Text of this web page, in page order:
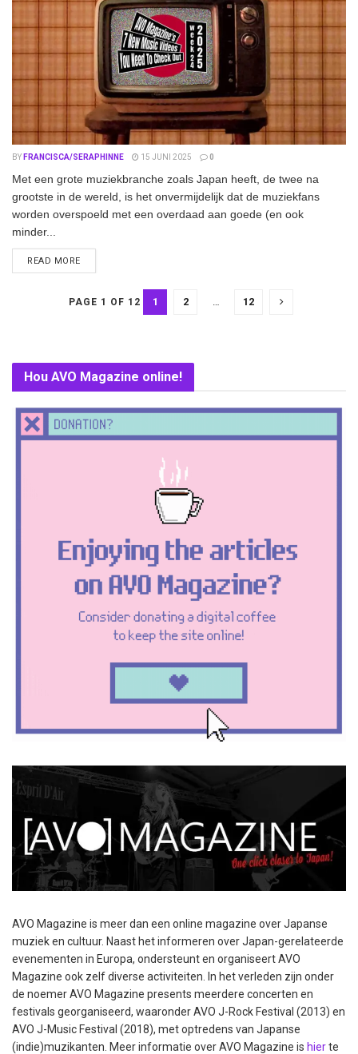
BY FRANCISCA/SERAPHINNE 15 JUNI 2025 0
Met een grote muziekbranche zoals Japan heeft, de twee na
grootste in de wereld, is het onvermijdelijk dat de muziekfans
worden overspoeld met een overdaad aan goede (en ook
minder...
READ MOREDETAILS
PAGE 1 OF 12 1 2 … 12
Hou AVO Magazine online!
AVO Magazine is meer dan een online magazine over Japanse
muziek en cultuur. Naast het informeren over Japan-gerelateerde
evenementen in Europa, ondersteunt en organiseert AVO
Magazine ook zelf diverse activiteiten. In het verleden zijn onder
de noemer AVO Magazine presents meerdere concerten en
festivals georganiseerd, waaronder AVO J-Rock Festival (2013) en
AVO J-Music Festival (2018), met optredens van Japanse
(indie)muzikanten. Meer informatie over AVO Magazine is hierte